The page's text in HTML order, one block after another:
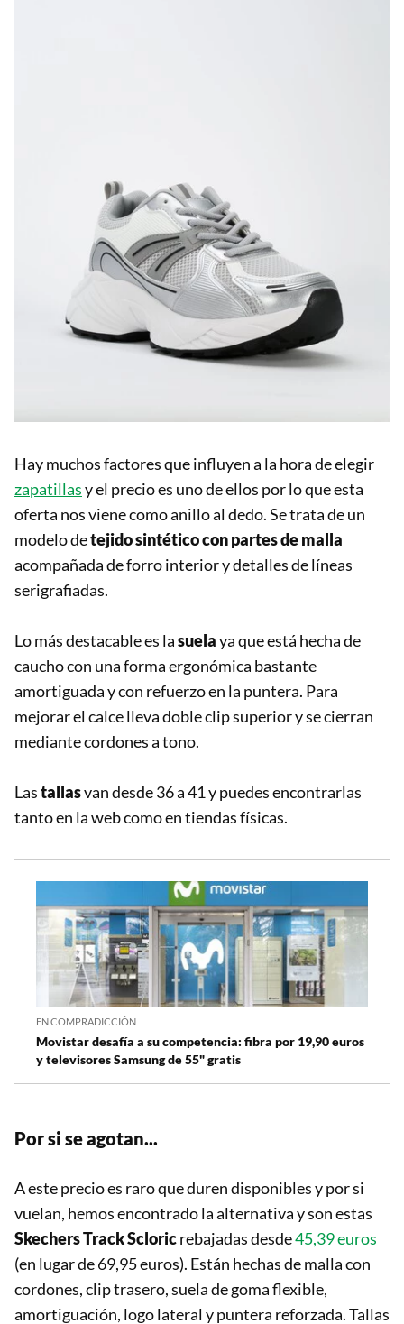
Hay muchos factores que influyen a la hora de elegir
zapatillasy el precio es uno de ellos por lo que esta
oferta nos viene como anillo al dedo. Se trata de un
modelo detejido sintético con partes de malla
acompañada de forro interior y detalles de líneas
serigrafiadas.
Lo más destacable es lasuelaya que está hecha de
caucho con una forma ergonómica bastante
amortiguada y con refuerzo en la puntera. Para
mejorar el calce lleva doble clip superior y se cierran
mediante cordones a tono.
Lastallasvan desde 36 a 41 y puedes encontrarlas
tanto en la web como en tiendas físicas.
EN COMPRADICCIÓN
Movistar desafía a su competencia: fibra por 19,90 euros
y televisores Samsung de 55" gratis
Por si se agotan...
A este precio es raro que duren disponibles y por si
vuelan, hemos encontrado la alternativa y son estas
Skechers Track Scloricrebajadas desde45,39 euros
(en lugar de 69,95 euros). Están hechas de malla con
cordones, clip trasero, suela de goma flexible,
amortiguación, logo lateral y puntera reforzada. Tallas